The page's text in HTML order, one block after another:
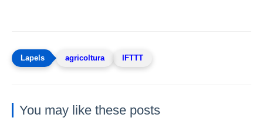
agricoltura IFTTT
You may like these posts